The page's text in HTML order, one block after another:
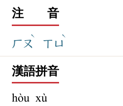
注 音
ㄏㄡ
ˋ
ㄒㄩ
ˋ
漢語拼音
hòu xù